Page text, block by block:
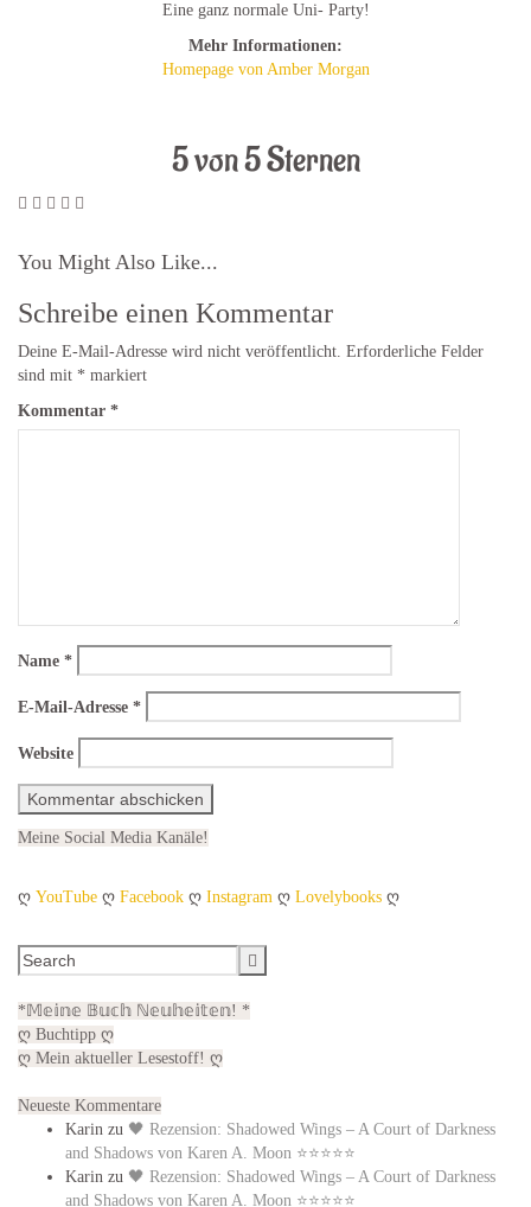
Eine ganz normale Uni- Party!
Mehr Informationen:
Homepage von Amber Morgan
5 von 5 Sternen
You Might Also Like...
Schreibe einen Kommentar
Deine E-Mail-Adresse wird nicht veröffentlicht. Erforderliche Felder
sind mit * markiert
Kommentar *
Name *
E-Mail-Adresse *
Website
Meine Social Media Kanäle!
ღ YouTube ღ Facebook ღ Instagram ღ Lovelybooks ღ
*𝕄𝕖𝕚𝕟𝕖 𝔹𝕦𝕔𝕙 ℕ𝕖𝕦𝕙𝕖𝕚𝕥𝕖𝕟! *
ღ Buchtipp ღ
ღ Mein aktueller Lesestoff! ღ
Neueste Kommentare
Karin zu 🖤 Rezension: Shadowed Wings – A Court of Darkness
and Shadows von Karen A. Moon ⭐⭐⭐⭐⭐
Karin zu 🖤 Rezension: Shadowed Wings – A Court of Darkness
and Shadows von Karen A. Moon ⭐⭐⭐⭐⭐